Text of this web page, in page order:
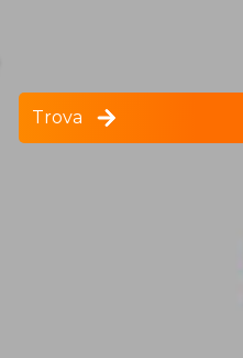
Trova